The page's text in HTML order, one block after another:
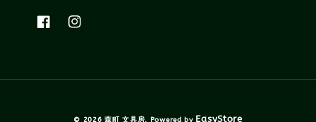
© 2026 森町 文具房. Powered by EasyStore